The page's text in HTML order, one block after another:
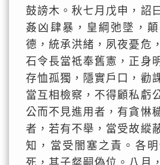
鼓謗木。秋七月戊申，詔
姦凶肆暴，皇綱弛墜，
德，統承洪緒，夙夜憂危
石令長當祗奉舊憲，正身
存恤孤獨，隱實戶口，勸
當互相檢察，不得顧私虧
公而不見進用者，有貪惏
者，若有不舉，當受故縱
知，當受闇塞之責。各
死，其子粲嗣偽位。八月